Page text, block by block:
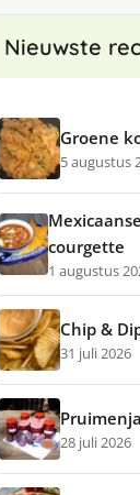
Nieuwste
Groene
5 augustus
courgette
1 augustus
Chip &
31 juli 2026
28 juli 2026